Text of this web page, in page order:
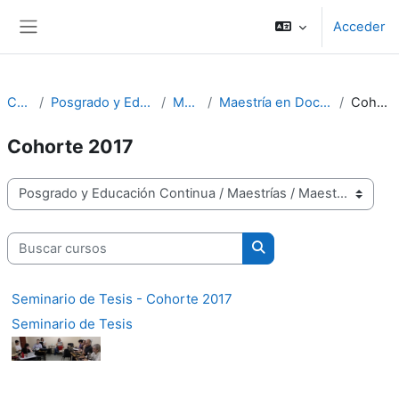
Acceder
Cursos Posgrado y Educación Continua Maestrías Maestría en Docencia Universitaria Cohorte 2017
Cohorte 2017
Categorías
Buscar cursos
Buscar cursos
Seminario de Tesis - Cohorte 2017
Seminario de Tesis